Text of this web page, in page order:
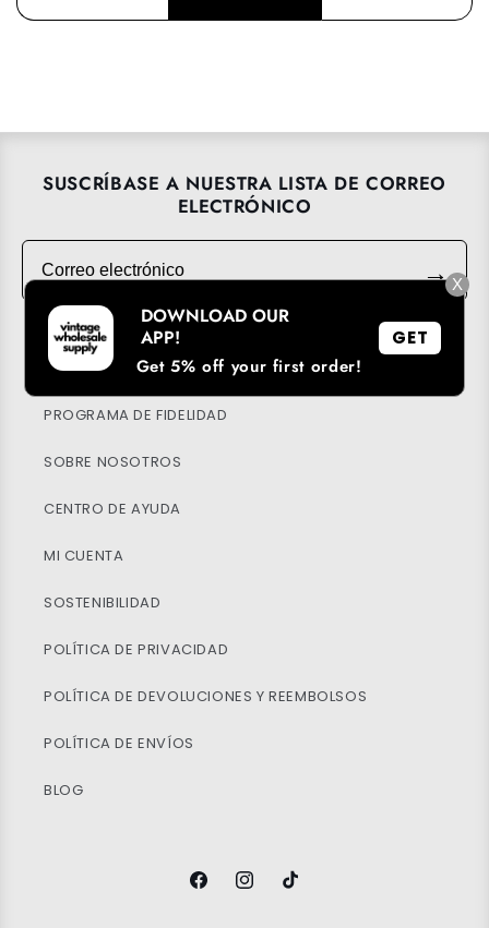
SUSCRÍBASE A NUESTRA LISTA DE CORREO
ELECTRÓNICO
Correo electrónico
→
DESCARGA NUESTRA APP
PROGRAMA DE FIDELIDAD
SOBRE NOSOTROS
CENTRO DE AYUDA
MI CUENTA
SOSTENIBILIDAD
POLÍTICA DE PRIVACIDAD
POLÍTICA DE DEVOLUCIONES Y REEMBOLSOS
POLÍTICA DE ENVÍOS
BLOG
FacebookInstagramTikTok
X
DOWNLOAD OUR
APP!
Get 5% off your first order!
GET